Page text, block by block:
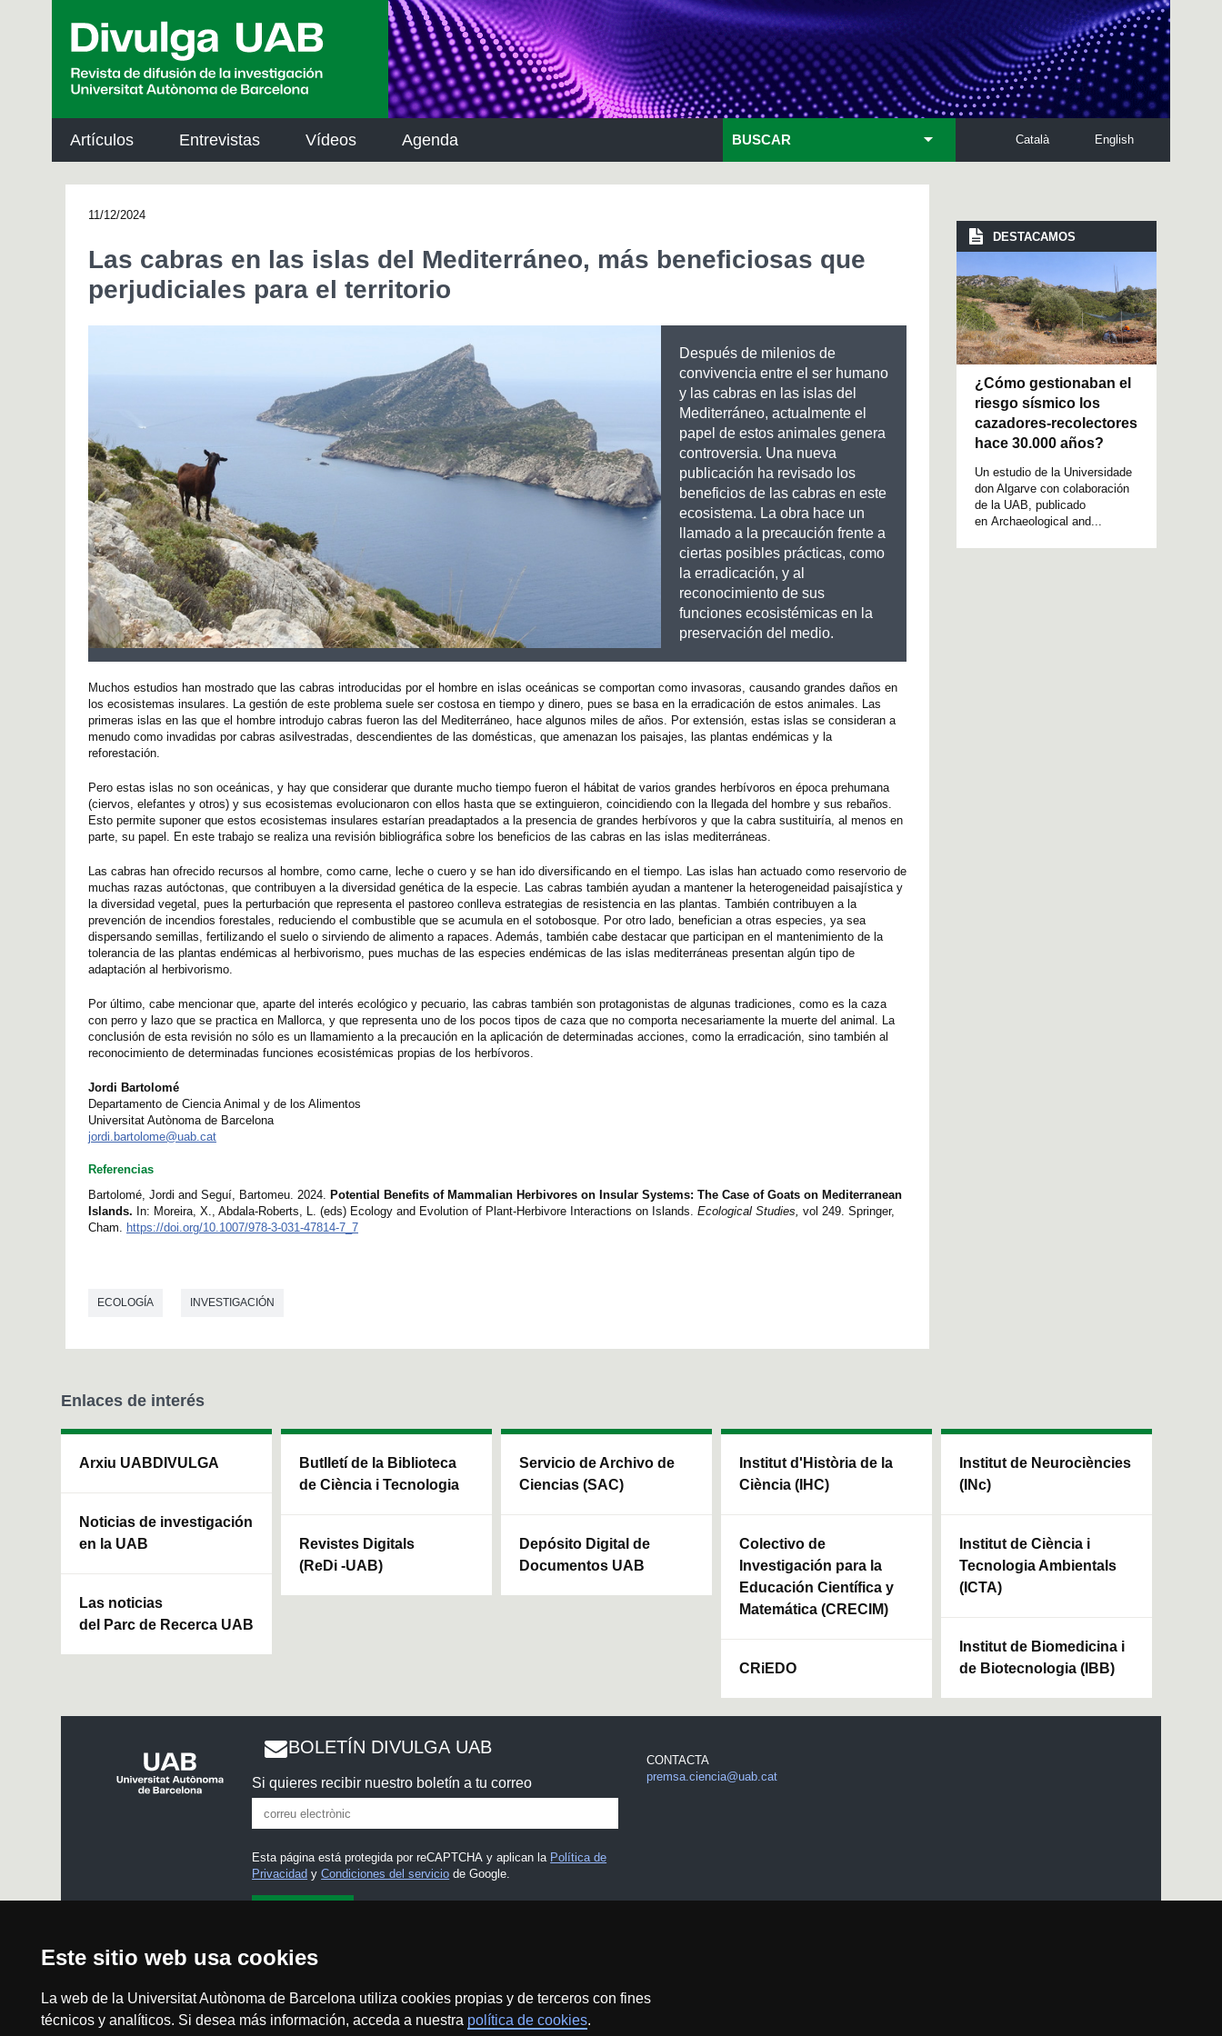
Este sitio web usa cookies
La web de la Universitat Autònoma de Barcelona utiliza cookies propias y de terceros con fines
técnicos y analíticos. Si desea más información, acceda a nuestra política de cookies.
Artículos Entrevistas Vídeos Agenda English
Català
BUSCAR
11/12/2024
Las cabras en las islas del Mediterráneo, más beneficiosas que
perjudiciales para el territorio
Después de milenios de
convivencia entre el ser humano
y las cabras en las islas del
Mediterráneo, actualmente el
papel de estos animales genera
controversia. Una nueva
publicación ha revisado los
beneficios de las cabras en este
ecosistema. La obra hace un
llamado a la precaución frente a
ciertas posibles prácticas, como
la erradicación, y al
reconocimiento de sus
funciones ecosistémicas en la
preservación del medio.
Muchos estudios han mostrado que las cabras introducidas por el hombre en islas oceánicas se comportan como invasoras, causando grandes daños en
los ecosistemas insulares. La gestión de este problema suele ser costosa en tiempo y dinero, pues se basa en la erradicación de estos animales. Las
primeras islas en las que el hombre introdujo cabras fueron las del Mediterráneo, hace algunos miles de años. Por extensión, estas islas se consideran a
menudo como invadidas por cabras asilvestradas, descendientes de las domésticas, que amenazan los paisajes, las plantas endémicas y la
reforestación.
Pero estas islas no son oceánicas, y hay que considerar que durante mucho tiempo fueron el hábitat de varios grandes herbívoros en época prehumana
(ciervos, elefantes y otros) y sus ecosistemas evolucionaron con ellos hasta que se extinguieron, coincidiendo con la llegada del hombre y sus rebaños.
Esto permite suponer que estos ecosistemas insulares estarían preadaptados a la presencia de grandes herbívoros y que la cabra sustituiría, al menos en
parte, su papel. En este trabajo se realiza una revisión bibliográfica sobre los beneficios de las cabras en las islas mediterráneas.
Las cabras han ofrecido recursos al hombre, como carne, leche o cuero y se han ido diversificando en el tiempo. Las islas han actuado como reservorio de
muchas razas autóctonas, que contribuyen a la diversidad genética de la especie. Las cabras también ayudan a mantener la heterogeneidad paisajística y
la diversidad vegetal, pues la perturbación que representa el pastoreo conlleva estrategias de resistencia en las plantas. También contribuyen a la
prevención de incendios forestales, reduciendo el combustible que se acumula en el sotobosque. Por otro lado, benefician a otras especies, ya sea
dispersando semillas, fertilizando el suelo o sirviendo de alimento a rapaces. Además, también cabe destacar que participan en el mantenimiento de la
tolerancia de las plantas endémicas al herbivorismo, pues muchas de las especies endémicas de las islas mediterráneas presentan algún tipo de
adaptación al herbivorismo.
Por último, cabe mencionar que, aparte del interés ecológico y pecuario, las cabras también son protagonistas de algunas tradiciones, como es la caza
con perro y lazo que se practica en Mallorca, y que representa uno de los pocos tipos de caza que no comporta necesariamente la muerte del animal. La
conclusión de esta revisión no sólo es un llamamiento a la precaución en la aplicación de determinadas acciones, como la erradicación, sino también al
reconocimiento de determinadas funciones ecosistémicas propias de los herbívoros.
Jordi Bartolomé
Departamento de Ciencia Animal y de los Alimentos
Universitat Autònoma de Barcelona
jordi.bartolome@uab.cat
Referencias
Bartolomé, Jordi and Seguí, Bartomeu. 2024. Potential Benefits of Mammalian Herbivores on Insular Systems: The Case of Goats on Mediterranean
Islands. In: Moreira, X., Abdala-Roberts, L. (eds) Ecology and Evolution of Plant-Herbivore Interactions on Islands. Ecological Studies, vol 249. Springer,
Cham. https://doi.org/10.1007/978-3-031-47814-7_7
ECOLOGÍA INVESTIGACIÓN
DESTACAMOS
¿Cómo gestionaban el
riesgo sísmico los
cazadores-recolectores
hace 30.000 años?
Un estudio de la Universidade
don Algarve con colaboración
de la UAB, publicado
en Archaeological and...
Enlaces de interés
Arxiu UABDIVULGA
Noticias de investigación
en la UAB
Las noticias
del Parc de Recerca UAB
Butlletí de la Biblioteca
de Ciència i Tecnologia
Revistes Digitals
(ReDi -UAB)
Servicio de Archivo de
Ciencias (SAC)
Depósito Digital de
Documentos UAB
Institut d'Història de la
Ciència (IHC)
Colectivo de
Investigación para la
Educación Científica y
Matemática (CRECIM)
CRiEDO
Institut de Neurociències
(INc)
Institut de Ciència i
Tecnologia Ambientals
(ICTA)
Institut de Biomedicina i
de Biotecnologia (IBB)
BOLETÍN DIVULGA UAB
Si quieres recibir nuestro boletín a tu correo
Esta página está protegida por reCAPTCHA y aplican la Política de
Privacidad yCondiciones del servicio de Google.
He leído y acepto el
CONTACTA
premsa.ciencia@uab.cat
Aviso legal Protección de datos Sobre el web